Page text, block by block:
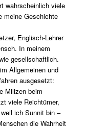
wahrscheinlich viele
meine Geschichte
Englisch-Lehrer
In meinem
gesellschaftlich.
Allgemeinen und
ausgesetzt:
Milizen beim
viele Reichtümer,
ich Sunnit bin –
die Wahrheit